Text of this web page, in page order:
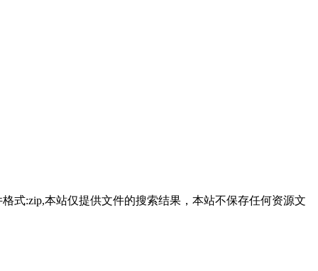
式:zip,本站仅提供文件的搜索结果，本站不保存任何资源文